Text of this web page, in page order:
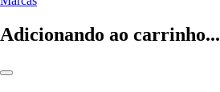
Adicionando ao carrinho...